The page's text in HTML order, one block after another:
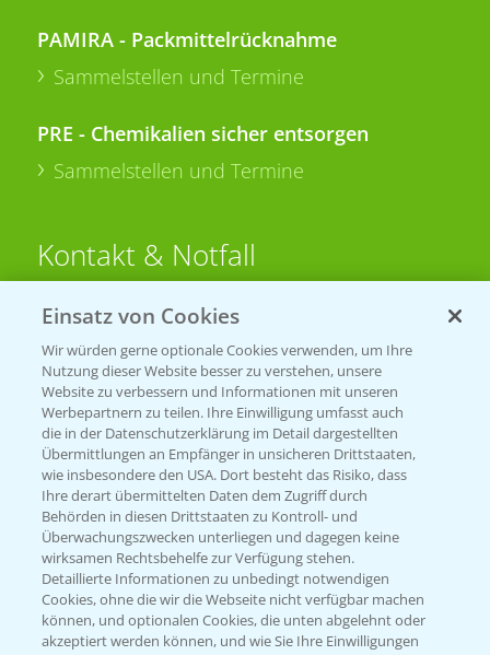
PAMIRA - Packmittelrücknahme
Sammelstellen und Termine
PRE - Chemikalien sicher entsorgen
Sammelstellen und Termine
Kontakt & Notfall
Beratung auf WhatsApp
T.+49 (0)174 346 564 1
KONTAKT
Hilfe in Notfällen
T.+49 (0)214/30-20220
Einsatz von Cookies
Wir würden gerne optionale Cookies verwenden, um Ihre
Nutzung dieser Website besser zu verstehen, unsere
Website zu verbessern und Informationen mit unseren
Werbepartnern zu teilen. Ihre Einwilligung umfasst auch
die in der Datenschutzerklärung im Detail dargestellten
Übermittlungen an Empfänger in unsicheren Drittstaaten,
wie insbesondere den USA. Dort besteht das Risiko, dass
Ihre derart übermittelten Daten dem Zugriff durch
Behörden in diesen Drittstaaten zu Kontroll- und
Überwachungszwecken unterliegen und dagegen keine
wirksamen Rechtsbehelfe zur Verfügung stehen.
Detaillierte Informationen zu unbedingt notwendigen
Cookies, ohne die wir die Webseite nicht verfügbar machen
können, und optionalen Cookies, die unten abgelehnt oder
akzeptiert werden können, und wie Sie Ihre Einwilligungen